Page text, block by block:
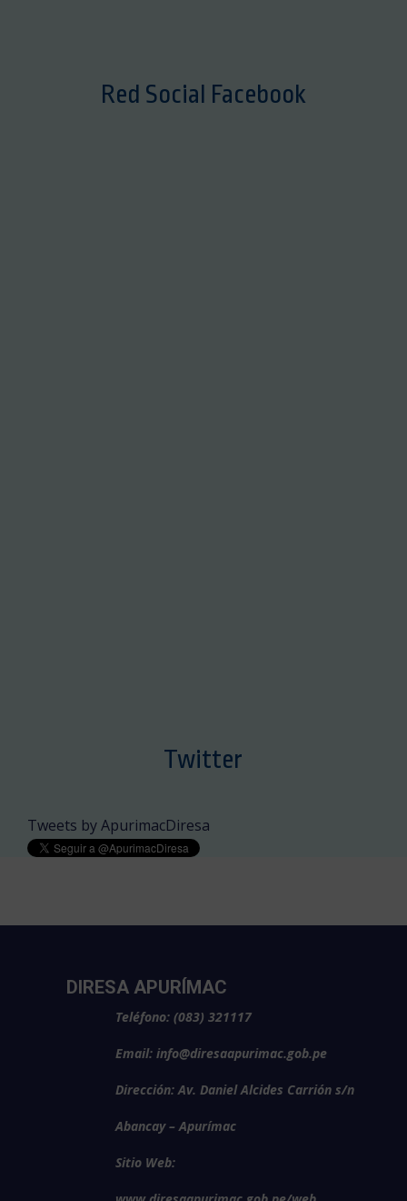
Red Social Facebook
Twitter
Tweets by ApurimacDiresa
DIRESA APURÍMAC
Teléfono: (083) 321117
Email: info@diresaapurimac.gob.pe
Dirección: Av. Daniel Alcides Carrión s/n
Abancay – Apurímac
Sitio Web: